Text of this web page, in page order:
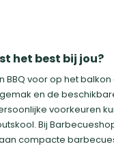
het best bij jou?
BBQ voor op het
en de
voorkeuren
Bij
compacte